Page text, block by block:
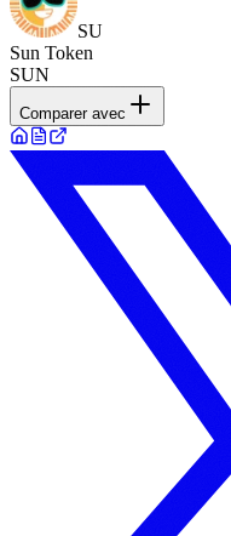
SU
Sun Token
SUN
Comparer avec